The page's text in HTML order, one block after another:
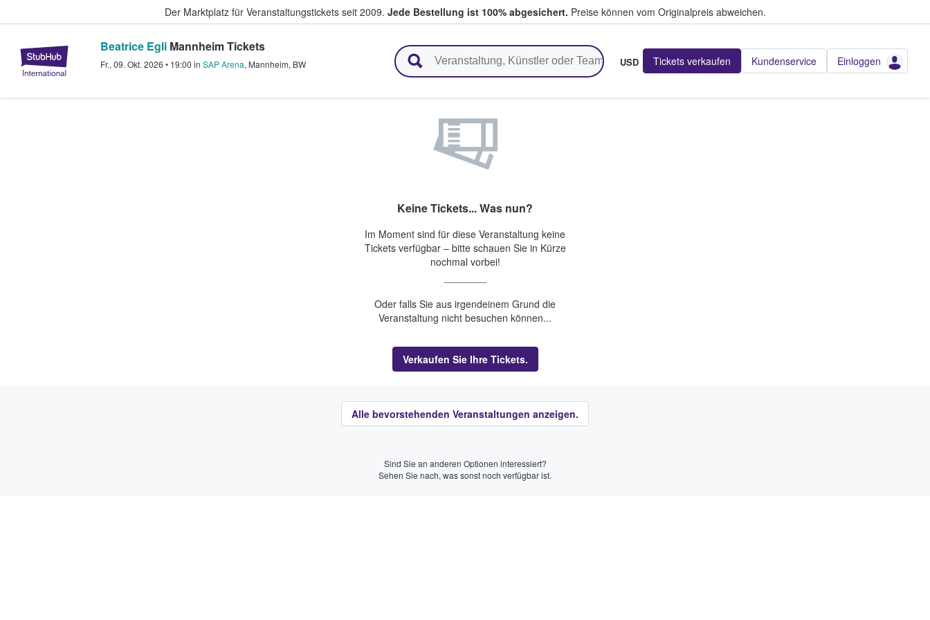
Der Marktplatz für Veranstaltungstickets seit 2009. Jede Bestellung ist 100% abgesichert. Preise können vom Originalpreis abweichen.
StubHub - Wo Fans Tickets kaufen & verkaufen
Beatrice Egli Mannheim Tickets
Fr., 09. Okt. 2026 • 19:00 in SAP Arena, Mannheim, BW USD Tickets verkaufen Kundenservice Einloggen
Keine Tickets... Was nun?
Im Moment sind für diese Veranstaltung keine
Tickets verfügbar – bitte schauen Sie in Kürze
nochmal vorbei!
Oder falls Sie aus irgendeinem Grund die
Veranstaltung nicht besuchen können...
Verkaufen Sie Ihre Tickets.
Alle bevorstehenden Veranstaltungen anzeigen.
Sind Sie an anderen Optionen interessiert?
Sehen Sie nach, was sonst noch verfügbar ist.